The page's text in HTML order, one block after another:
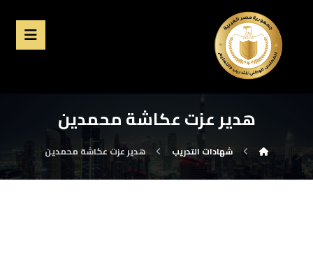
هدير عزت عكاشة محمدين
شهادات التدريب هدير عزت عكاشة محمدين